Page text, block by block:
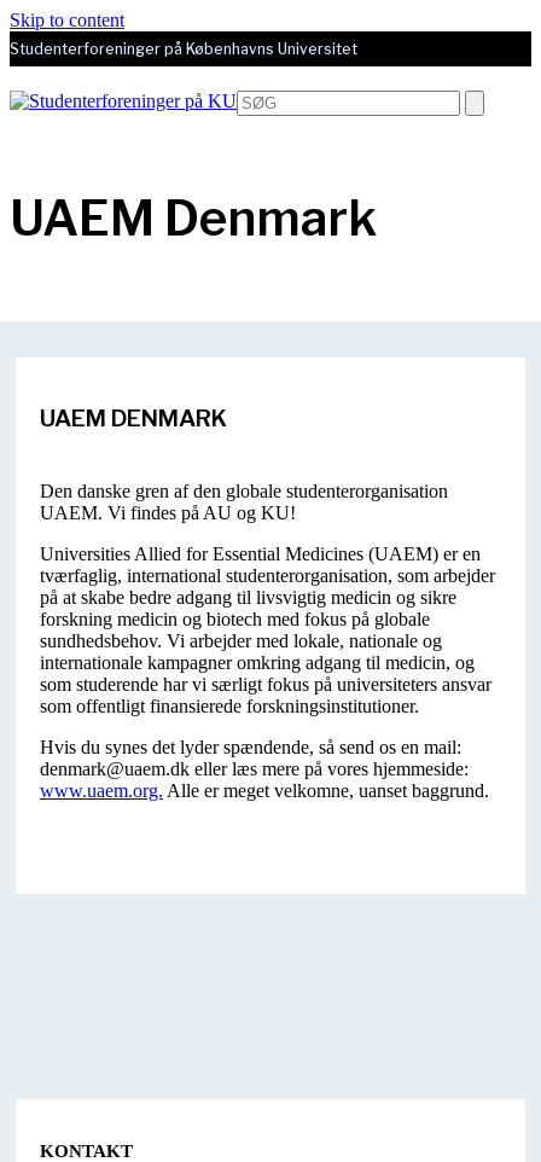
Skip to content
Studenterforeninger på Københavns Universitet
Open
mobile
Close
mobile
Search
UAEM Denmark
UAEM DENMARK
Den danske gren af den globale studenterorganisation
UAEM. Vi findes på AU og KU!
Universities Allied for Essential Medicines (UAEM) er en
tværfaglig, international studenterorganisation, som arbejder
på at skabe bedre adgang til livsvigtig medicin og sikre
forskning medicin og biotech med fokus på globale
sundhedsbehov. Vi arbejder med lokale, nationale og
internationale kampagner omkring adgang til medicin, og
som studerende har vi særligt fokus på universiteters ansvar
som offentligt finansierede forskningsinstitutioner.
Hvis du synes det lyder spændende, så send os en mail:
denmark@uaem.dk eller læs mere på vores hjemmeside:
www.uaem.org. Alle er meget velkomne, uanset baggrund.
KONTAKT